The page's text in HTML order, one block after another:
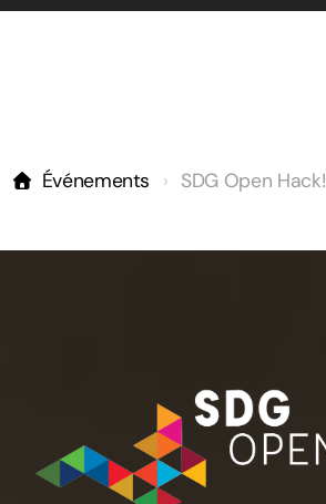
Événements SDG Open Hack!
Histoire
Festival d'innovation ouverte